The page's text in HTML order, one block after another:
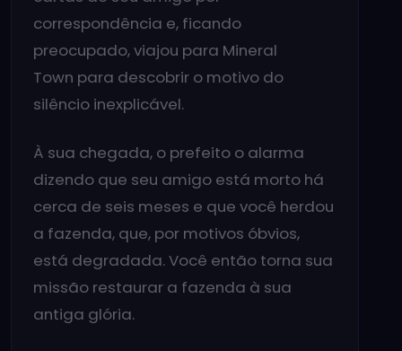
correspondência e, ficando
preocupado, viajou para Mineral
Town para descobrir o motivo do
silêncio inexplicável.
À sua chegada, o prefeito o alarma
dizendo que seu amigo está morto há
cerca de seis meses e que você herdou
a fazenda, que, por motivos óbvios,
está degradada. Você então torna sua
missão restaurar a fazenda à sua
antiga glória.